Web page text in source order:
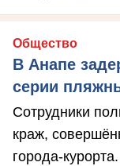
Общество
В Анапе
серии
Сотрудники
краж,
города-курорта.